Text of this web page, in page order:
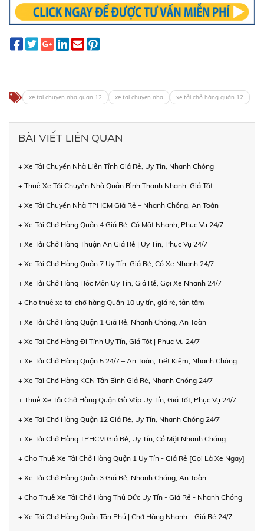
xe tai chuyen nha quan 12 xe tai chuyen nha xe tải chở hàng quận 12
BÀI VIẾT LIÊN QUAN
+ Xe Tải Chuyển Nhà Liên Tỉnh Giá Rẻ, Uy Tín, Nhanh Chóng
+ Thuê Xe Tải Chuyển Nhà Quận Bình Thạnh Nhanh, Giá Tốt
+ Xe Tải Chuyển Nhà TPHCM Giá Rẻ – Nhanh Chóng, An Toàn
+ Xe Tải Chở Hàng Quận 4 Giá Rẻ, Có Mặt Nhanh, Phục Vụ 24/7
+ Xe Tải Chở Hàng Thuận An Giá Rẻ | Uy Tín, Phục Vụ 24/7
+ Xe Tải Chở Hàng Quận 7 Uy Tín, Giá Rẻ, Có Xe Nhanh 24/7
+ Xe Tải Chở Hàng Hóc Môn Uy Tín, Giá Rẻ, Gọi Xe Nhanh 24/7
+ Cho thuê xe tải chở hàng Quận 10 uy tín, giá rẻ, tận tâm
+ Xe Tải Chở Hàng Quận 1 Giá Rẻ, Nhanh Chóng, An Toàn
+ Xe Tải Chở Hàng Đi Tỉnh Uy Tín, Giá Tốt | Phục Vụ 24/7
+ Xe Tải Chở Hàng Quận 5 24/7 – An Toàn, Tiết Kiệm, Nhanh Chóng
+ Xe Tải Chở Hàng KCN Tân Bình Giá Rẻ, Nhanh Chóng 24/7
+ Thuê Xe Tải Chở Hàng Quận Gò Vấp Uy Tín, Giá Tốt, Phục Vụ 24/7
+ Xe Tải Chở Hàng Quận 12 Giá Rẻ, Uy Tín, Nhanh Chóng 24/7
+ Xe Tải Chở Hàng TPHCM Giá Rẻ, Uy Tín, Có Mặt Nhanh Chóng
+ Cho Thuê Xe Tải Chở Hàng Quận 1 Uy Tín - Giá Rẻ [Gọi Là Xe Ngay]
+ Xe Tải Chở Hàng Quận 3 Giá Rẻ, Nhanh Chóng, An Toàn
+ Cho Thuê Xe Tải Chở Hàng Thủ Đức Uy Tín - Giá Rẻ - Nhanh Chóng
+ Xe Tải Chở Hàng Quận Tân Phú | Chở Hàng Nhanh – Giá Rẻ 24/7